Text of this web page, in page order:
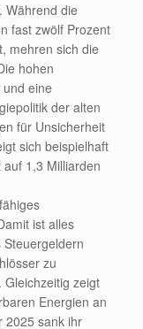
Während die
fast zwölf Prozent
mehren sich die
hohen
eine
der alten
für Unsicherheit
sich beispielhaft
1,3 Milliarden
ist alles
zu
zeigt
Energien an
2025 sank ihr